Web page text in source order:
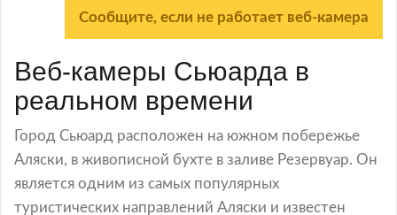
Сообщите, если не работает веб-камера
Веб-камеры Сьюарда в
реальном времени
Город Сьюард расположен на южном побережье
Аляски, в живописной бухте в заливе Резервуар. Он
является одним из самых популярных
туристических направлений Аляски и известен